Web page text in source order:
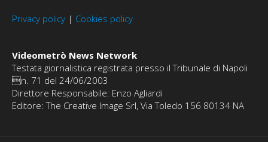
Privacy policy | Cookies policy
Videometrò News Network
Testata giornalistica registrata presso il Tribunale di Napoli
n. 71 del 24/06/2003
Direttore Responsabile: Enzo Agliardi
Editore: The Creative Image Srl, Via Toledo 156 80134 NA